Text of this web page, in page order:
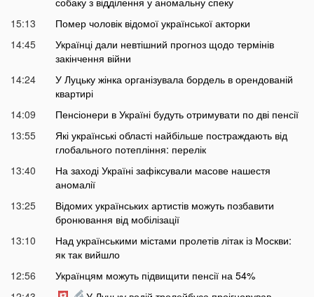
15:13
Помер чоловік відомої української акторки
14:45
Українці дали невтішний прогноз щодо термінів
закінчення війни
14:24
У Луцьку жінка організувала бордель в орендованій
квартирі
14:09
Пенсіонери в Україні будуть отримувати по дві пенсії
13:55
Які українські області найбільше постраждають від
глобального потепління: перелік
13:40
На заході Україні зафіксували масове нашестя
аномалії
13:25
Відомих українських артистів можуть позбавити
бронювання від мобілізації
13:10
Над українськими містами пролетів літак із Москви:
як так вийшло
12:56
Українцям можуть підвищити пенсії на 54%